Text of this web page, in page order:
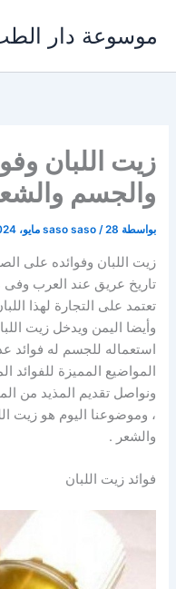
المحتوى
موسوعة دار
زيت اللبان
والجسم
بواسطة saso saso /28 مايو، 2024
زيت اللبان وفوائده على
تاريخ عريق عند العرب وفى
تعتمد على التجارة لهذا
وأيضا اليمن ويدخل زيت
استعماله للجسم له فوائد
المواضيع المميزة للفوائد
ونواصل تقديم المذيد من
، وموضوعنا اليوم هو زيت
والشعر .
فوائد زيت اللبان